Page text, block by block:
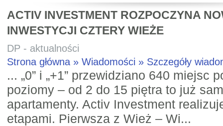
ACTIV INVESTMENT ROZPOCZYNA
INWESTYCJI CZTERY WIEŻE
DP - aktualności
Strona główna » Wiadomości » Szczegóły
... „0” i „+1” przewidziano 640 miejsc
poziomy – od 2 do 15 piętra to już
apartamenty. Activ Investment
etapami. Pierwsza z Wież – Wi...